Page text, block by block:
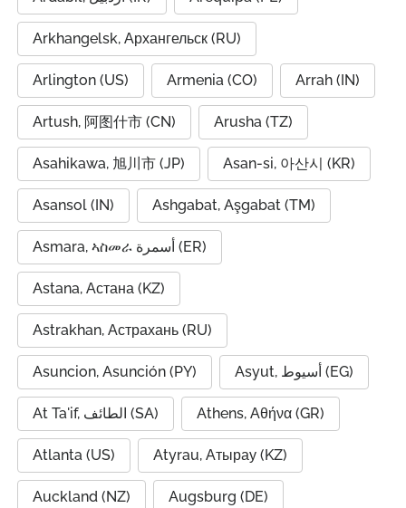
Arkhangelsk, Архангельск (RU)
Arlington (US) Armenia (CO) Arrah (IN)
Artush, 阿图什市 (CN) Arusha (TZ)
Asahikawa, 旭川市 (JP) Asan-si, 아산시 (KR)
Asansol (IN) Ashgabat, Aşgabat (TM)
Asmara, ኣስመራ أسمرة (ER)
Astana, Астана (KZ)
Astrakhan, Астрахань (RU)
Asuncion, Asunción (PY) Asyut, أسيوط (EG)
At Ta'if, الطائف (SA) Athens, Αθήνα (GR)
Atlanta (US) Atyrau, Атырау (KZ)
Auckland (NZ) Augsburg (DE)